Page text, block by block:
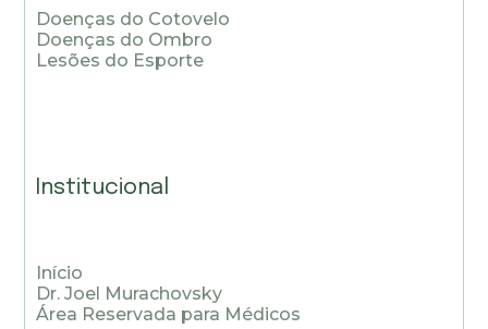
Doenças do Cotovelo
Doenças do Ombro
Lesões do Esporte
Institucional
Início
Dr. Joel Murachovsky
Área Reservada para Médicos